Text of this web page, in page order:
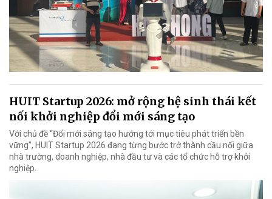
HUIT Startup 2026: mở rộng hệ sinh thái kết
nối khởi nghiệp đổi mới sáng tạo
Với chủ đề “Đổi mới sáng tạo hướng tới mục tiêu phát triển bền
vững”, HUIT Startup 2026 đang từng bước trở thành cầu nối giữa
nhà trường, doanh nghiệp, nhà đầu tư và các tổ chức hỗ trợ khởi
nghiệp.